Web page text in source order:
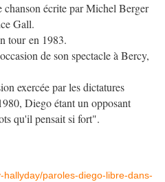
chanson écrite par Michel Berger
Gall.
tour en 1983.
de son spectacle à Bercy,
exercée par les dictatures
Diego étant un opposant
qu'il pensait si fort".
paroles-diego-libre-dans-